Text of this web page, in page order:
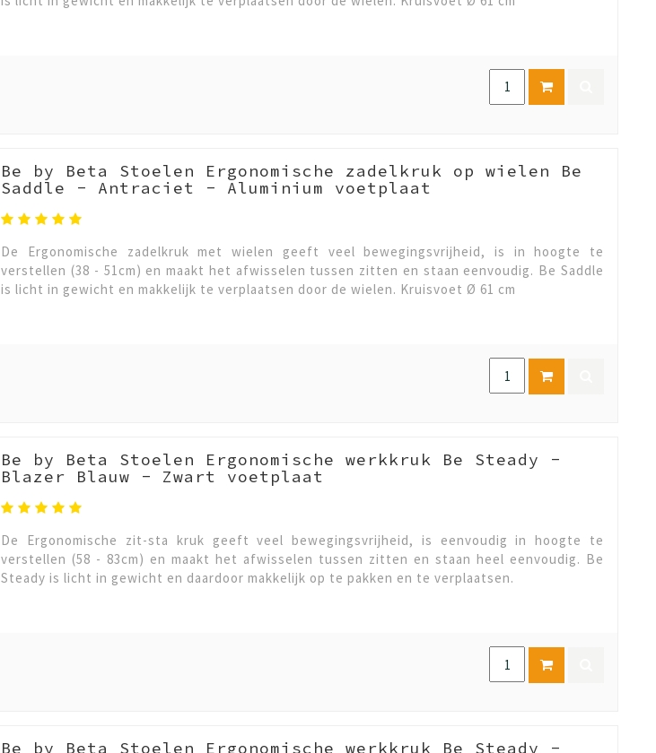
Be by Beta Stoelen Ergonomische zadelkruk op wielen Be
Saddle - Antraciet - Aluminium voetplaat
De Ergonomische zadelkruk met wielen geeft veel bewegingsvrijheid, is in hoogte te
verstellen (38 - 51cm) en maakt het afwisselen tussen zitten en staan eenvoudig. Be Saddle
is licht in gewicht en makkelijk te verplaatsen door de wielen. Kruisvoet Ø 61 cm
Be by Beta Stoelen Ergonomische werkkruk Be Steady -
Blazer Blauw - Zwart voetplaat
De Ergonomische zit-sta kruk geeft veel bewegingsvrijheid, is eenvoudig in hoogte te
verstellen (58 - 83cm) en maakt het afwisselen tussen zitten en staan heel eenvoudig. Be
Steady is licht in gewicht en daardoor makkelijk op te pakken en te verplaatsen.
Be by Beta Stoelen Ergonomische werkkruk Be Steady -